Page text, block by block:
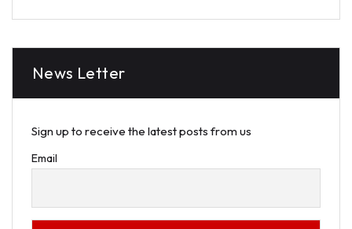
News Letter
Sign up to receive the latest posts from us
Email